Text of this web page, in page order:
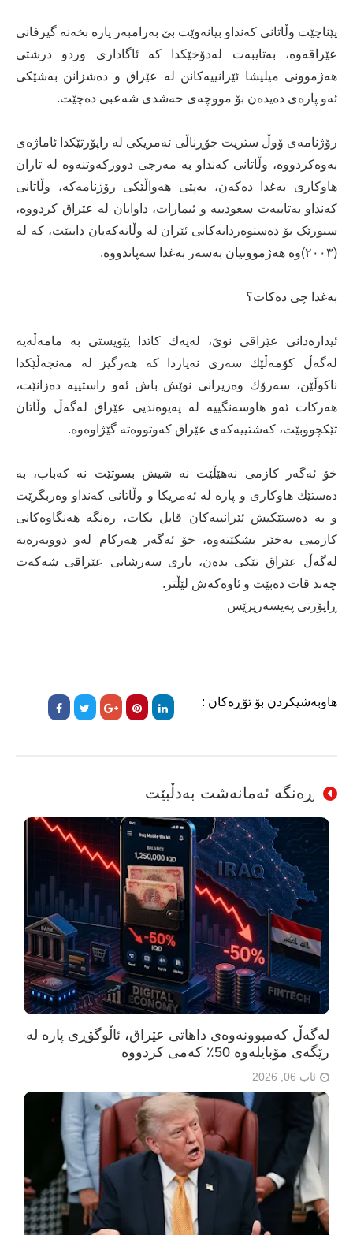
پێناچێت وڵاتانى كه‌نداو بیانه‌وێت بێ به‌رامبه‌ر پاره‌ بخه‌نه‌ گیرفانى
عێراقه‌وه‌، به‌تایبه‌ت له‌دۆخێكدا كه‌ ئاگادارى وردو درشتى
هه‌ژموونى میلیشا ئێرانییه‌كانن له‌ عێراق و ده‌شزانن به‌شێكى
ئه‌و پاره‌ى ده‌یده‌ن بۆ مووچه‌ى حه‌شدى شه‌عبى ده‌چێت.
رۆژنامەی ۆوڵ ستریت جۆڕناڵی ئەمریکی له‌ راپۆرتێكدا ئاماژه‌ى
به‌وه‌كردووه‌، وڵاتانی کەنداو بە مەرجی دوورکەوتنەوە لە تاران
ھاوکاری بەغدا دەکەن، بەپێی ھەواڵێکی رۆژنامه‌كه‌، وڵاتانی
کەنداو بەتایبەت سعودییە و ئیمارات، داوایان لە عێراق کردووە،
سنورێک بۆ دەستوەردانەکانی ئێران لە وڵاتەکەیان دابنێت، کە لە
(٢٠٠٣)وە ھەژموونیان بەسەر بەغدا سەپاندووە.
به‌غدا چى ده‌كات؟
ئیداره‌دانى عێراقى نوێ، له‌یه‌ك كاتدا پێویستى به‌ مامه‌ڵه‌یه‌
له‌گه‌ڵ كۆمه‌ڵێك سه‌رى نه‌یاردا كه‌ هه‌رگیز له‌ مه‌نجه‌ڵێكدا
ناكوڵێن، سه‌رۆك وه‌زیرانی نوێش باش ئه‌و راستییه‌ ده‌زانێت،
هه‌ركات ئه‌و هاوسه‌نگییه‌ له‌ په‌یوه‌ندیى عێراق له‌گه‌ڵ وڵاتان
تێكچووبێت، كه‌شتییه‌كه‌ى عێراق كه‌وتووه‌ته‌ گێژاوه‌وه.
خۆ ئه‌گه‌ر كازمى نه‌هێڵێت نه‌ شیش بسوتێت نه‌ كه‌باب، به‌
ده‌ستێك هاوكارى و پاره‌ له‌ ئه‌مریكا و وڵاتانى كه‌نداو وه‌ربگرێت
و به‌ ده‌ستێكیش ئێرانییه‌كان قایل بكات، ره‌نگه‌ هه‌نگاوه‌كانى
كازمیى به‌خێر بشكێته‌وه‌، خۆ ئه‌گه‌ر هه‌ركام له‌و دووبه‌ره‌یه‌
له‌گه‌ڵ عێراق تێكى بده‌ن، بارى سه‌رشانى عێراقى شه‌كه‌ت
چه‌ند قات ده‌بێت و ئاوه‌كه‌ش لێڵتر.
ڕاپۆرتی پەیسەرپرێس
هاوبەشیکردن بۆ تۆڕەکان :
ڕەنگە ئەمانەشت بەدڵبێت
لەگەڵ کەمبوونەوەی داهاتی عێراق، ئاڵوگۆڕی پارە لە
رێگەی مۆبایلەوە 50٪ کەمی کردووە
ئاب 06, 2026